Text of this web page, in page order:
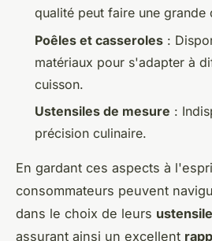
qualité peut faire une grande
Poêles et casseroles :
matériaux pour s'adapter à
cuisson.
Ustensiles de mesure :
précision culinaire.
En gardant ces aspects à
consommateurs peuvent
dans le choix de leurs
assurant ainsi un excellent